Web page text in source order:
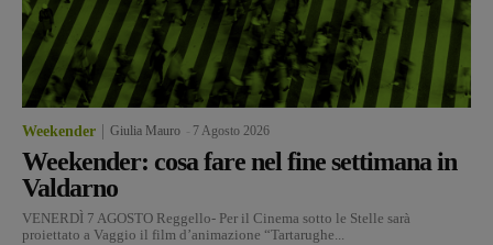
Weekender Giulia Mauro 7 Agosto 2026
Weekender: cosa fare nel fine settimana in
Valdarno
VENERDÌ 7 AGOSTO Reggello- Per il Cinema sotto le Stelle sarà
proiettato a Vaggio il film d’animazione “Tartarughe...